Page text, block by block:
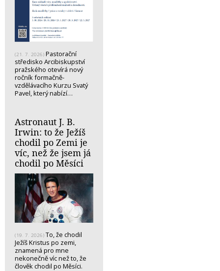
(21. 7. 2026) Pastorační
středisko Arcibiskupství
pražského otevírá nový
ročník formačně-
vzdělávacího Kurzu Svatý
Pavel, který nabízí…
Astronaut J. B.
Irwin: to že Ježíš
chodil po Zemi je
víc, než že jsem já
chodil po Měsíci
(19. 7. 2026) To, že chodil
Ježíš Kristus po zemi,
znamená pro mne
nekonečně víc než to, že
člověk chodil po Měsíci.